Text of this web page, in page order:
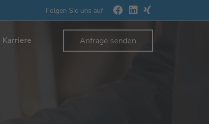
Folgen Sie uns auf
Karriere Anfrage senden